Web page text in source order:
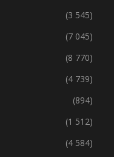
(119)
(3 545)
(7 045)
(8 770)
(4 739)
(894)
(1 512)